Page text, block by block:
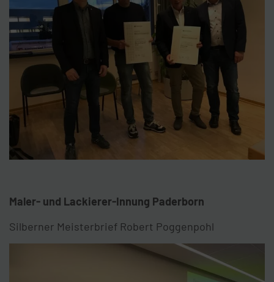
Maler- und Lackierer-Innung Paderborn
Silberner Meisterbrief Robert Poggenpohl